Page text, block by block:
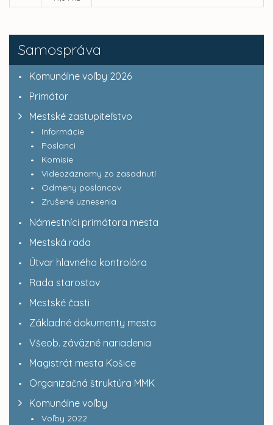
Samospráva
Komunálne voľby 2026
Primátor
Mestské zastupiteľstvo
Informácie
Poslanci
Komisie
Videozáznamy zo zasadnutí
Odmeny poslancov
Zrušené uznesenia
Námestníci primátora mesta
Mestská rada
Útvar hlavného kontrolóra
Rada starostov
Mestské časti
Základné dokumenty mesta
Všeob. záväzné nariadenia
Magistrát mesta Košice
Organizačná štruktúra MMK
Komunálne voľby
Voľby 2022